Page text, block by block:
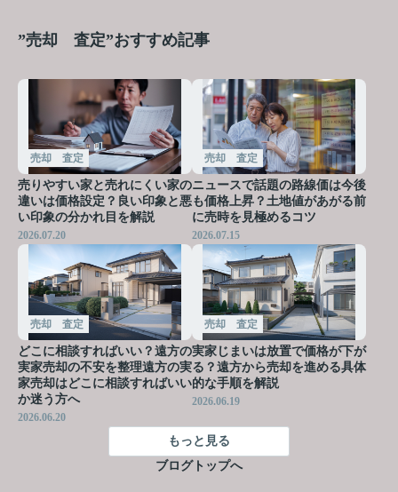
”売却 査定”おすすめ記事
売却 査定
売りやすい家と売れにくい家の
違いは価格設定？良い印象と悪
い印象の分かれ目を解説
2026.07.20
売却 査定
ニュースで話題の路線価は今後
も価格上昇？土地値があがる前
に売時を見極めるコツ
2026.07.15
売却 査定
どこに相談すればいい？遠方の
実家売却の不安を整理遠方の実
家売却はどこに相談すればいい
か迷う方へ
2026.06.20
売却 査定
実家じまいは放置で価格が下が
る？遠方から売却を進める具体
的な手順を解説
2026.06.19
もっと見る
ブログトップへ